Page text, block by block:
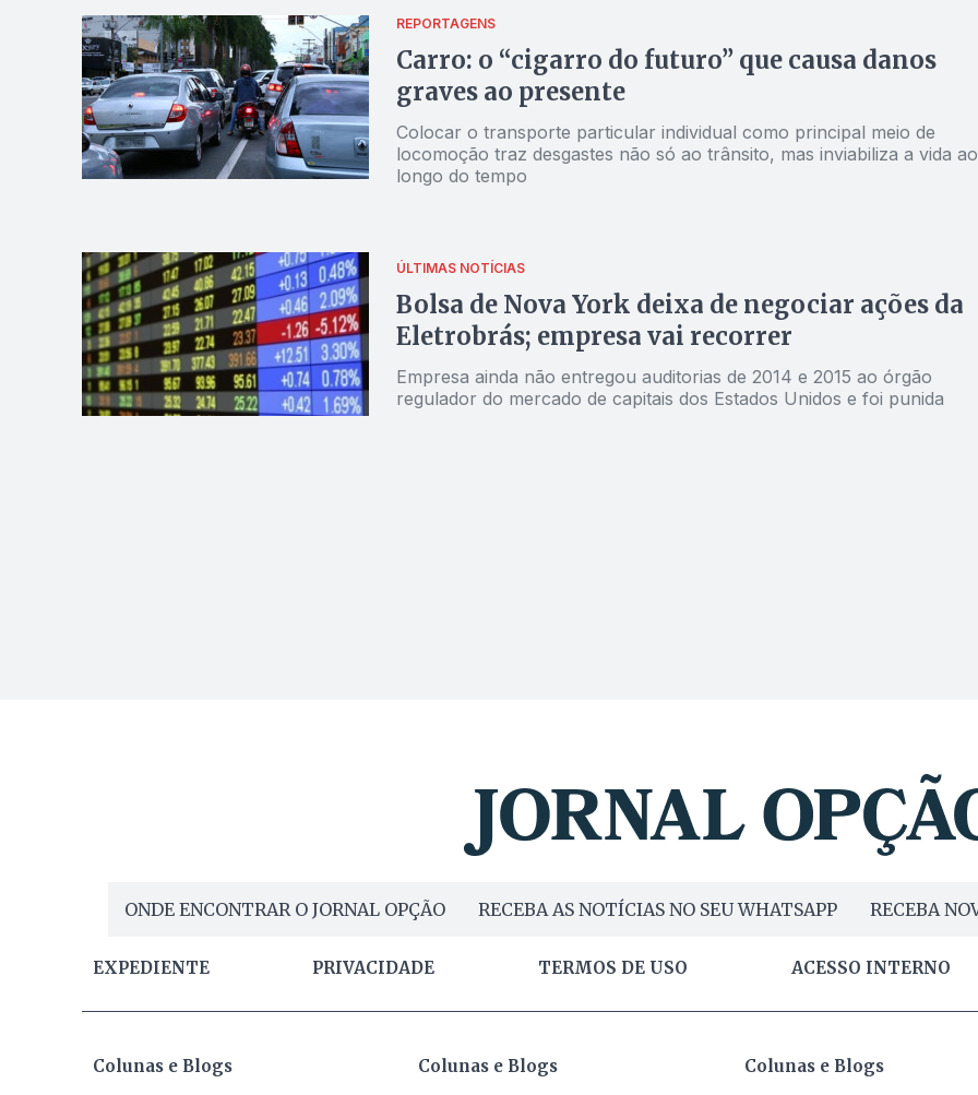
REPORTAGENS
Carro: o “cigarro do futuro” que causa danos
graves ao presente
Colocar o transporte particular individual como principal meio de
locomoção traz desgastes não só ao trânsito, mas inviabiliza a vida ao
longo do tempo
ÚLTIMAS NOTÍCIAS
Bolsa de Nova York deixa de negociar ações da
Eletrobrás; empresa vai recorrer
Empresa ainda não entregou auditorias de 2014 e 2015 ao órgão
regulador do mercado de capitais dos Estados Unidos e foi punida
ONDE ENCONTRAR O JORNAL OPÇÃO RECEBA AS NOTÍCIAS NO SEU WHATSAPP RECEBA
EXPEDIENTE PRIVACIDADE TERMOS DE USO ACESSO INTERNO
Colunas e Blogs Colunas e Blogs Colunas e Blogs